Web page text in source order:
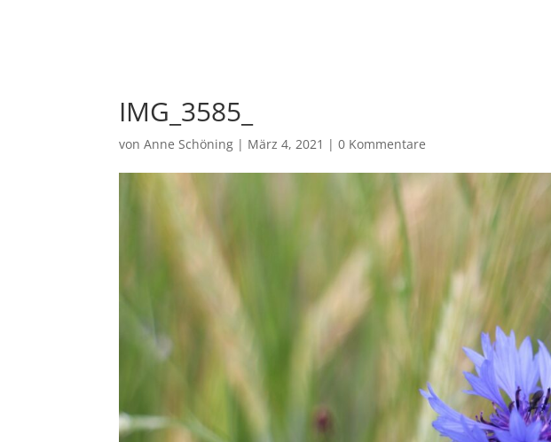
IMG_3585_
vonAnne Schöning | März 4, 2021 |0 Kommentare